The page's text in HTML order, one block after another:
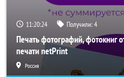
11:20:22 Получили:4
Печать фотографий, фотокниг
печати netPrint
Россия